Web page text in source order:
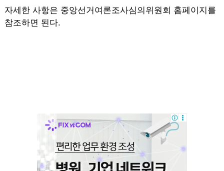
자세한 사항은 중앙선거여론조사심의위원회 홈페이지를
참조하면 된다.